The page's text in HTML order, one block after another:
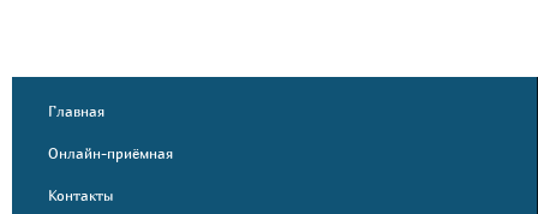
Главная
Онлайн-приёмная
Контакты